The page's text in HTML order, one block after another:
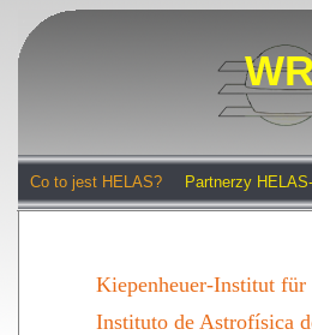
Co to jest HELAS? Partnerzy
Kiepenheuer-Institut für
Instituto de Astrofísica